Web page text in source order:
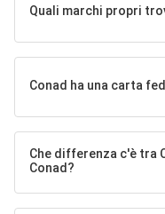
Quali marchi propri
Conad ha una carta
Che differenza c'è tra
Conad?